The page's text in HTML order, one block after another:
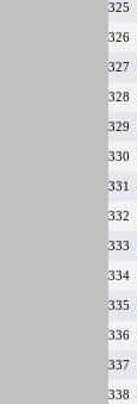
325
326
327
328
329
330
331
332
333
334
335
336
337
338